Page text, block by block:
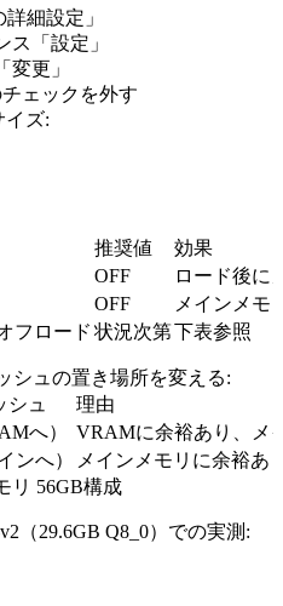
細設定」
「設定」
更」
ェックを外す
ズ:
推奨値
効果
OFF
ロード後に
OFF
メインメモ
フロード 状況次第下表参照
シュの置き場所を変える:
ュ
理由
へ）
VRAMに余裕あり、メ
ンへ）
メインメモリに余裕あ
リ 56GB構成
（29.6GB Q8_0）での実測: